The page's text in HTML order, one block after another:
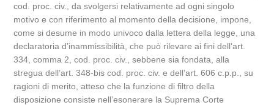
cod. proc. civ., da svolgersi relativamente ad ogni singolo
motivo e con riferimento al momento della decisione, impone,
come si desume in modo univoco dalla lettera della legge, una
declaratoria d’inammissibilità, che può rilevare ai fini dell’art.
334, comma 2, cod. proc. civ., sebbene sia fondata, alla
stregua dell’art. 348-bis cod. proc. civ. e dell’art. 606 c.p.p., su
ragioni di merito, atteso che la funzione di filtro della
disposizione consiste nell’esonerare la Suprema Corte